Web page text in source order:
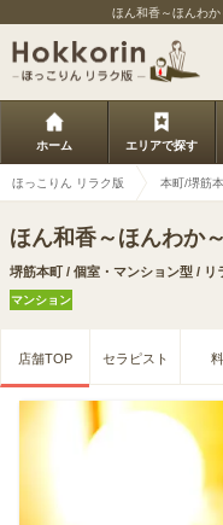
ほん和香～ほんわ
ホーム エリアで探す
ほっこりん リラク版 本町/堺筋
ほん和香～ほんわか～
堺筋本町 / 個室・マンション型 / リ
マンション
店舗TOP セラピスト